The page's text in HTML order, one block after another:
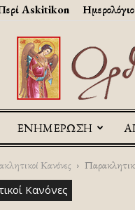
Askitikon Ημερολόγιο
ΕΝΗΜΕΡΩΣΗ
Κανόνες
Κανόνες